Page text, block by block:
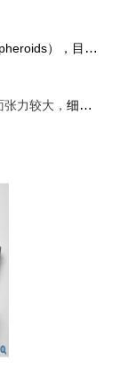
最早这种方案主要用于细胞系成球培养（Spheroids），目前也有团队尝试用该方法构建类器官并进行悬浮培养（Matrigel<2%）[2]。
力较大， 细胞悬液（或培基）不容易渗入微孔中，所以一般厂家会推荐前处理方案，比如用表面活性剂对nanowell进行预处理，离心后移除表面活性剂，用培基润洗后重新加入细胞悬液等。